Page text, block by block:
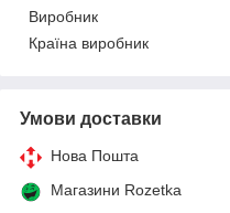
Виробник
Країна виробник
Умови доставки
Нова Пошта
Магазини Rozetka